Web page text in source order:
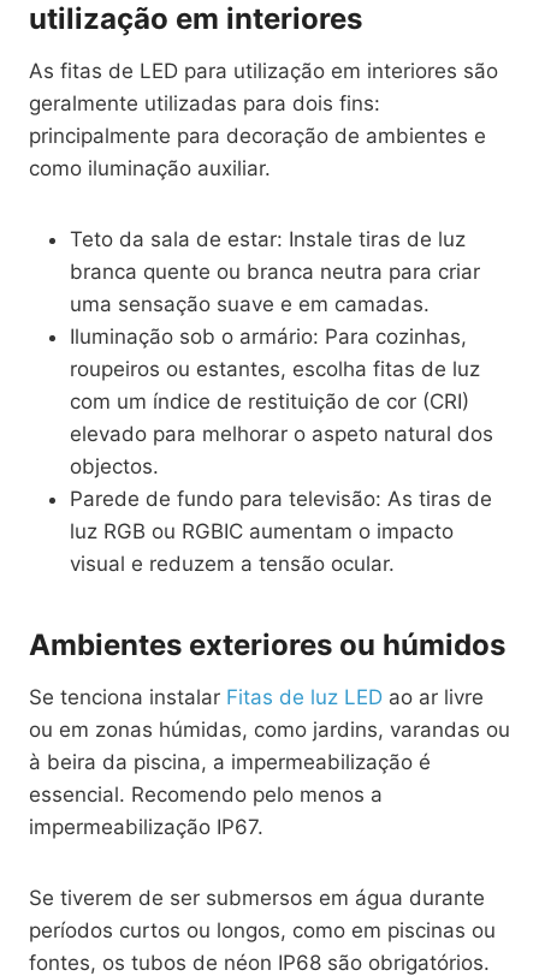
utilização em interiores
As fitas de LED para utilização em interiores são
geralmente utilizadas para dois fins:
principalmente para decoração de ambientes e
como iluminação auxiliar.
Teto da sala de estar: Instale tiras de luz
branca quente ou branca neutra para criar
uma sensação suave e em camadas.
Iluminação sob o armário: Para cozinhas,
roupeiros ou estantes, escolha fitas de luz
com um índice de restituição de cor (CRI)
elevado para melhorar o aspeto natural dos
objectos.
Parede de fundo para televisão: As tiras de
luz RGB ou RGBIC aumentam o impacto
visual e reduzem a tensão ocular.
Ambientes exteriores ou húmidos
Se tenciona instalar Fitas de luz LED ao ar livre
ou em zonas húmidas, como jardins, varandas ou
à beira da piscina, a impermeabilização é
essencial. Recomendo pelo menos a
impermeabilização IP67.
Se tiverem de ser submersos em água durante
períodos curtos ou longos, como em piscinas ou
fontes, os tubos de néon IP68 são obrigatórios.